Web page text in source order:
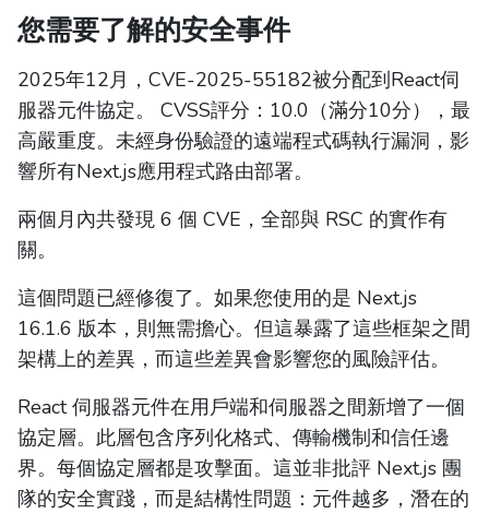
您需要了解的安全事件
2025年12月，CVE-2025-55182被分配到React伺
服器元件協定。 CVSS評分：10.0（滿分10分），最
高嚴重度。未經身份驗證的遠端程式碼執行漏洞，影
響所有Next.js應用程式路由部署。
兩個月內共發現 6 個 CVE，全部與 RSC 的實作有
關。
這個問題已經修復了。如果您使用的是 Next.js
16.1.6 版本，則無需擔心。但這暴露了這些框架之間
架構上的差異，而這些差異會影響您的風險評估。
React 伺服器元件在用戶端和伺服器之間新增了一個
協定層。此層包含序列化格式、傳輸機制和信任邊
界。每個協定層都是攻擊面。這並非批評 Next.js 團
隊的安全實踐，而是結構性問題：元件越多，潛在的